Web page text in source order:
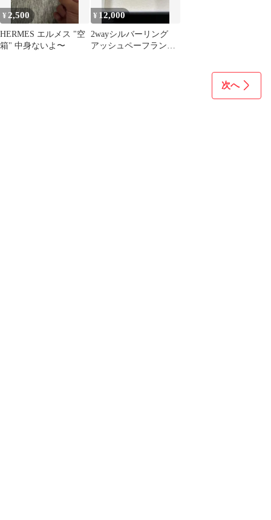
¥2,500
HERMES エルメス "空
箱" 中身ないよ〜
¥ 12,000
2wayシルバーリング
アッシュペーフランス
次へ